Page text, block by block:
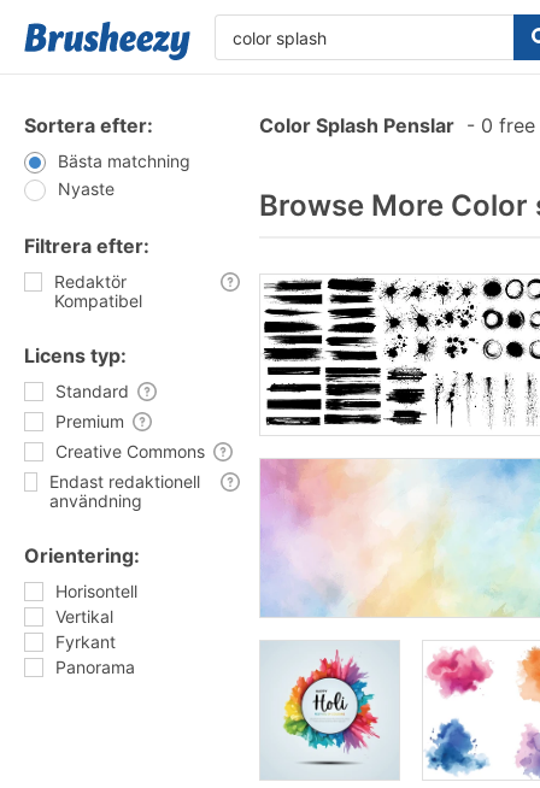
Sortera efter:
Bästa matchning
Nyaste
Filtrera efter:
Redaktör
Kompatibel
Licens typ:
Standard
Premium
Creative Commons
Endast redaktionell
användning
Orientering:
Horisontell
Vertikal
Fyrkant
Panorama
Color Splash Penslar - 0
Browse More